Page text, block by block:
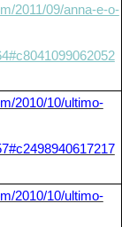
2011/09/anna-e-o-
2010/10/ultimo-
2010/10/ultimo-